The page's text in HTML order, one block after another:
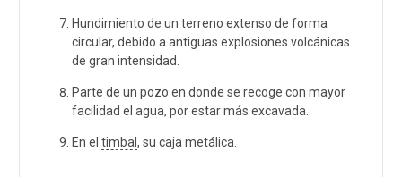
Hundimiento de un terreno extenso de forma
circular, debido a antiguas explosiones volcánicas
de gran intensidad.
Parte de un pozo en donde se recoge con mayor
facilidad el agua, por estar más excavada.
En el timbal , su caja metálica.